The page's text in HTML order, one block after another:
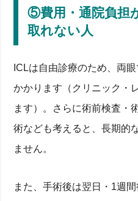
⑤費用・通院負担
取れない人
ICLは自由診療のため、両
かかります（クリニック・
ます）。さらに術前検査・
術なども考えると、長期的
ません。
また、手術後は翌日・1週
長期的なレンズ交換・
角膜内皮細胞減少など
ICL手術を検討するときの
査項目】
角膜厚・前房深度・屈
近視度数と乱視強度に
糖尿病・緑内障など全
費用と眼科・クリニック
保証期間・再手術対応な
無料相談・セカンドオ
術後の安定とメンテナン